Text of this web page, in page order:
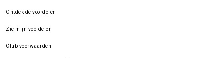
Ontdek de voordelen
Zie mijn voordelen
Club voorwaarden